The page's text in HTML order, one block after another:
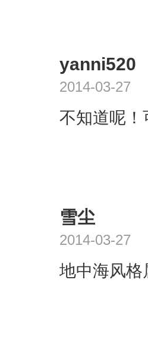
yanni520
2014-03-27
不知道呢！
雪尘
2014-03-27
地中海风格